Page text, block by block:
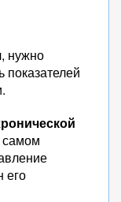
, нужно
показателей
самом
его